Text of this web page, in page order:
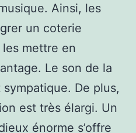
Ainsi, les
un coterie
mettre en
Le son de la
De plus,
est très élargi. Un
énorme s’offre